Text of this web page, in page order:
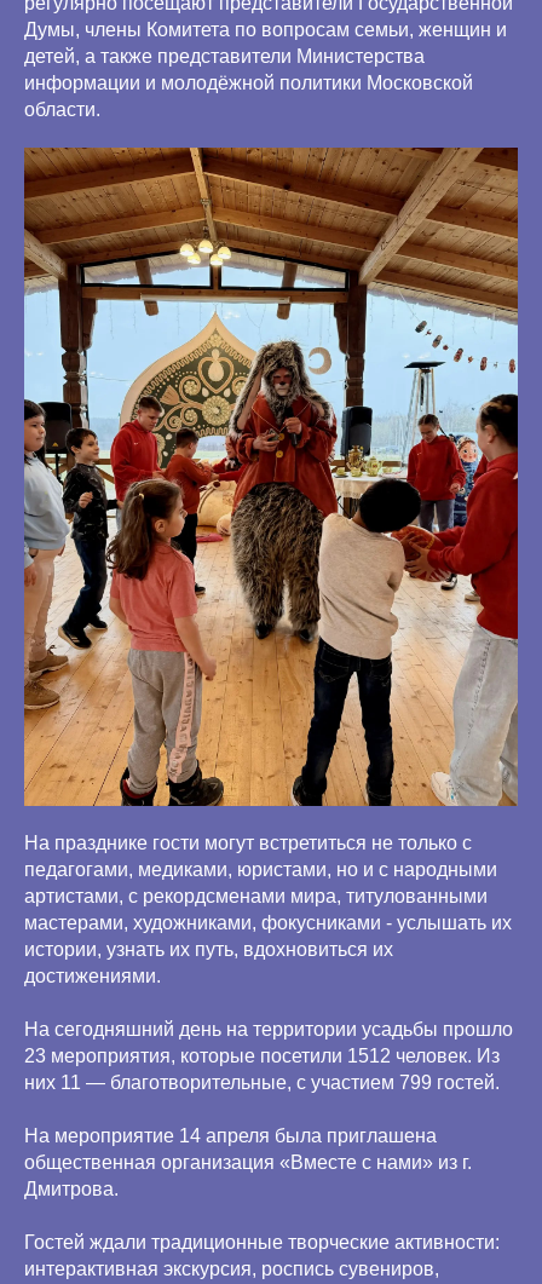
Думы, члены Комитета по вопросам семьи, женщин и
детей, а также представители Министерства
информации и молодёжной политики Московской
области.
На празднике гости могут встретиться не только с
педагогами, медиками, юристами, но и с народными
артистами, с рекордсменами мира, титулованными
мастерами, художниками, фокусниками - услышать их
истории, узнать их путь, вдохновиться их
достижениями.
На сегодняшний день на территории усадьбы прошло
23 мероприятия, которые посетили 1512 человек. Из
них 11 — благотворительные, с участием 799 гостей.
На мероприятие 14 апреля была приглашена
общественная организация «Вместе с нами» из г.
Дмитрова.
Гостей ждали традиционные творческие активности:
интерактивная экскурсия, роспись сувениров,